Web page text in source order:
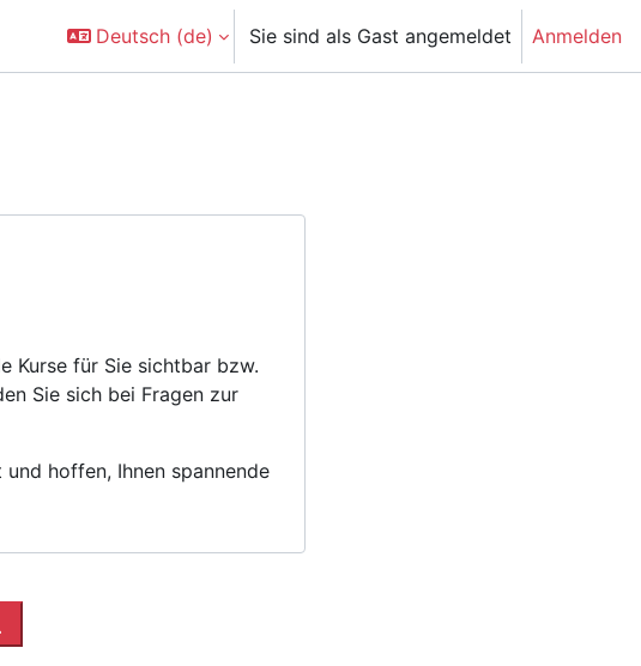
Deutsch ‎(de)‎ Sie sind als Gast angemeldet Anmelden
Kurse für Sie sichtbar bzw.
Sie sich bei Fragen zur
hoffen, Ihnen spannende
suchen